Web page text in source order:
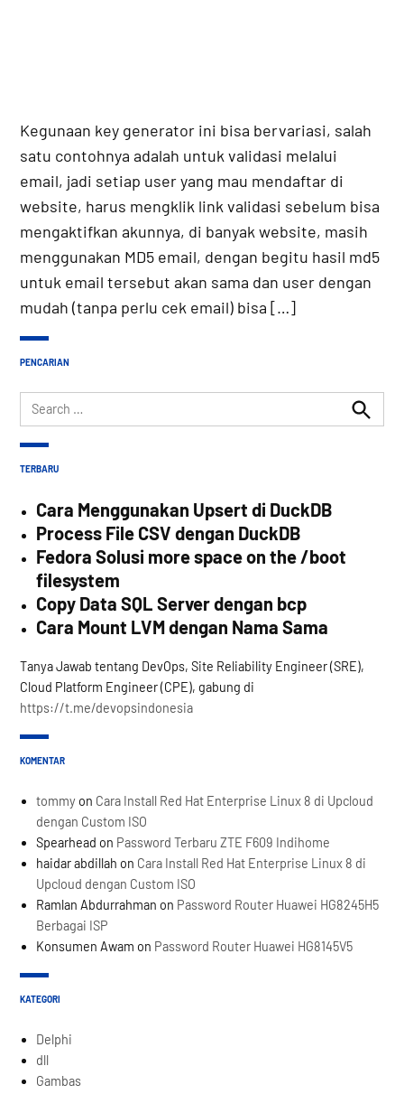
Kegunaan key generator ini bisa bervariasi, salah
satu contohnya adalah untuk validasi melalui
email, jadi setiap user yang mau mendaftar di
website, harus mengklik link validasi sebelum bisa
mengaktifkan akunnya, di banyak website, masih
menggunakan MD5 email, dengan begitu hasil md5
untuk email tersebut akan sama dan user dengan
mudah (tanpa perlu cek email) bisa […]
PENCARIAN
Search
for:
Search
TERBARU
Cara Menggunakan Upsert di DuckDB
Process File CSV dengan DuckDB
Fedora Solusi more space on the /boot
filesystem
Copy Data SQL Server dengan bcp
Cara Mount LVM dengan Nama Sama
Tanya Jawab tentang DevOps, Site Reliability Engineer (SRE),
Cloud Platform Engineer (CPE), gabung di
https://t.me/devopsindonesia
KOMENTAR
tommy on Cara Install Red Hat Enterprise Linux 8 di Upcloud
dengan Custom ISO
Spearhead on Password Terbaru ZTE F609 Indihome
haidar abdillah on Cara Install Red Hat Enterprise Linux 8 di
Upcloud dengan Custom ISO
Ramlan Abdurrahman on Password Router Huawei HG8245H5
Berbagai ISP
Konsumen Awam on Password Router Huawei HG8145V5
KATEGORI
Delphi
dll
Gambas